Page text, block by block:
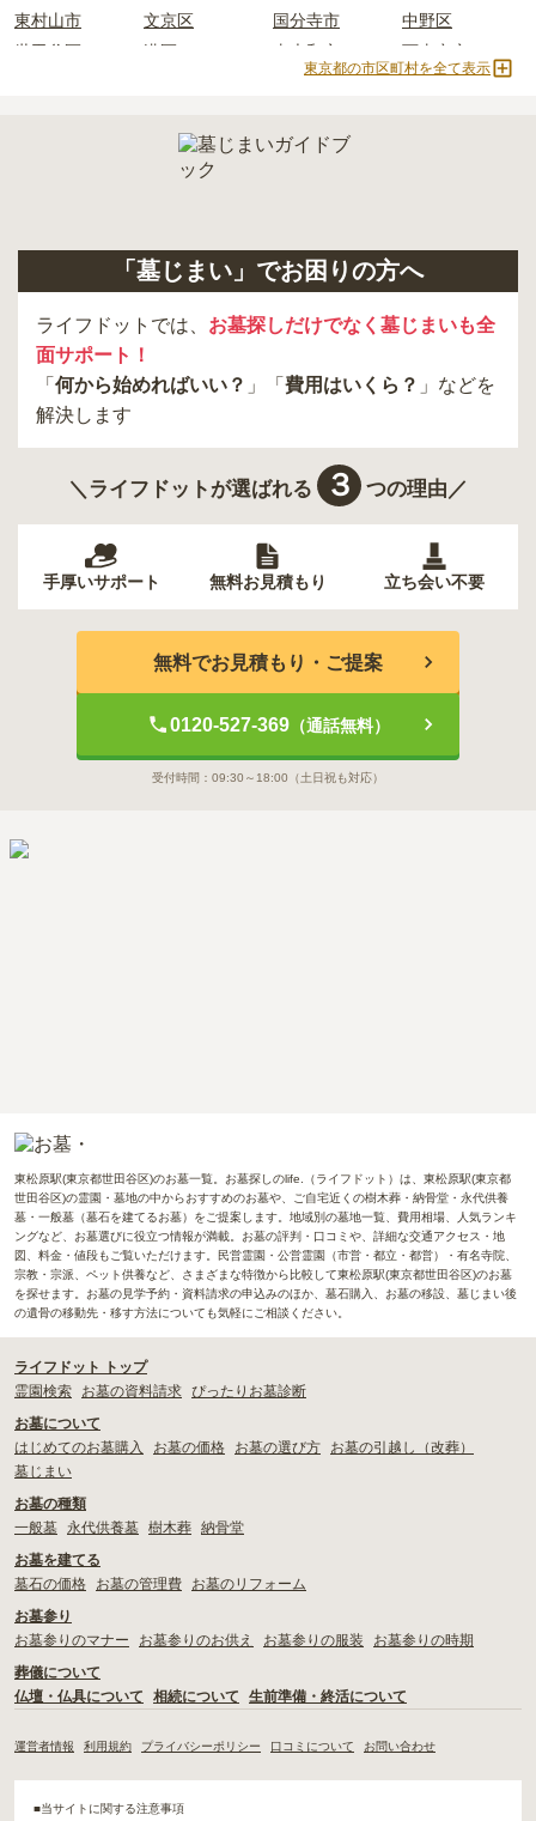
必ず確認することをおすすめします。
現地への見学が難しい場合は、資料請求でも各霊園の詳しい料金案
東村山市
文京区 国分寺市
中野区
世田谷区
港区 東大和市
西東京市
町田市 府中市
昭島市
葛飾区 墨田区
杉並区
東京都の市区町村を全て表示
「墓じまい」でお困りの方へ
ライフドットでは、 お墓探しだけでなく墓じまいも全
面サポート！
「 何から始めればいい？ 」「 費用はいくら？ 」などを
解決します
＼ライフドットが選ばれる ３ つの理由／
手厚いサポート 無料お見積もり 立ち会い不要
無料でお見積もり・ご提案
0120-527-369（通話無料）
受付時間： 09:30～18:00 （土日祝も対応）
東松原駅(東京都世田谷区)のお墓一覧。お墓探しのlife.（ライフドット）は、東松原駅(東京都
世田谷区)の霊園・墓地の中からおすすめのお墓や、ご自宅近くの樹木葬・納骨堂・永代供養
墓・一般墓（墓石を建てるお墓）をご提案します。地域別の墓地一覧、費用相場、人気ランキ
ングなど、お墓選びに役立つ情報が満載。お墓の評判・口コミや、詳細な交通アクセス・地
図、料金・値段もご覧いただけます。民営霊園・公営霊園（市営・都立・都営）・有名寺院、
宗教・宗派、ペット供養など、さまざまな特徴から比較して東松原駅(東京都世田谷区)のお墓
を探せます。お墓の見学予約・資料請求の申込みのほか、墓石購入、お墓の移設、墓じまい後
の遺骨の移動先・移す方法についても気軽にご相談ください。
ライフドット トップ
霊園検索
お墓の資料請求 ぴったりお墓診断
お墓について
はじめてのお墓購入
お墓の価格 お墓の選び方
お墓の引越し（改葬）
墓じまい
お墓の種類
一般墓
永代供養墓 樹木葬 納骨堂
お墓を建てる
墓石の価格
お墓の管理費
お墓のリフォーム
お墓参り
お墓参りのマナー
お墓参りのお供え お墓参りの服装
お墓参りの時期
葬儀について
仏壇・仏具について
相続について 生前準備・終活について
運営者情報 利用規約 プライバシーポリシー 口コミについて お問い合わせ
■当サイトに関する注意事項